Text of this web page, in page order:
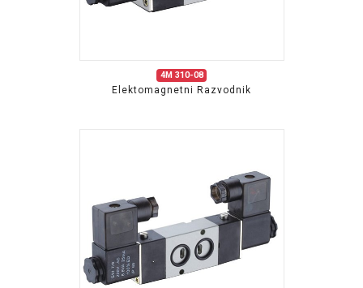
4M 310-08
Elektomagnetni Razvodnik